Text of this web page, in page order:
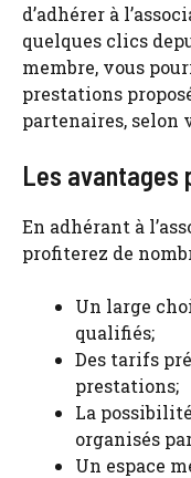
d’adhérer à
quelques clics
membre, vous
prestations
partenaires, selon
Les avantages
En adhérant à
profiterez de
Un large
qualifiés;
Des tarifs
prestations;
La
organisés
Un espace